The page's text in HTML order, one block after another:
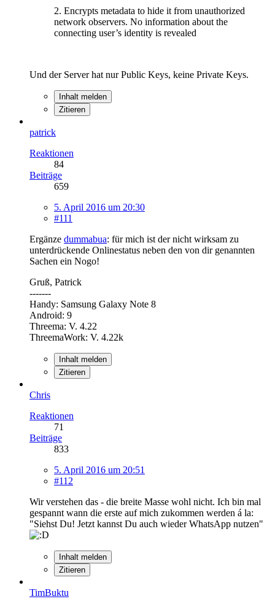
2. Encrypts metadata to hide it from unauthorized
network observers. No information about the
connecting user’s identity is revealed
Und der Server hat nur Public Keys, keine Private Keys.
Inhalt melden
Zitieren
patrick
Reaktionen
84
Beiträge
659
5. April 2016 um 20:30
#111
Ergänze dummabua: für mich ist der nicht wirksam zu
unterdrückende Onlinestatus neben den von dir genannten
Sachen ein Nogo!
Gruß, Patrick
-------
Handy: Samsung Galaxy Note 8
Android: 9
Threema: V. 4.22
ThreemaWork: V. 4.22k
Inhalt melden
Zitieren
Chris
Reaktionen
71
Beiträge
833
5. April 2016 um 20:51
#112
Wir verstehen das - die breite Masse wohl nicht. Ich bin mal
gespannt wann die erste auf mich zukommen werden á la:
"Siehst Du! Jetzt kannst Du auch wieder WhatsApp nutzen"
Inhalt melden
Zitieren
TimBuktu